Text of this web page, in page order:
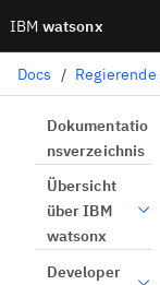
IBM watsonx
Docs /
Dokumentatio
nsverzeichnis
Übersicht
über IBM
watsonx
Developer